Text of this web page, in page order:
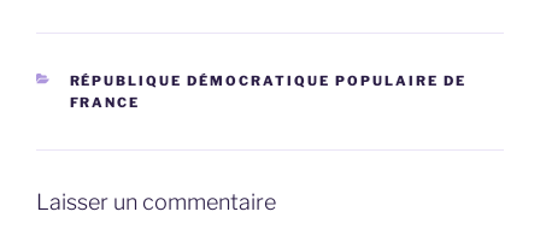
CATÉGORIES
RÉPUBLIQUE DÉMOCRATIQUE POPULAIRE DE
FRANCE
Laisser un commentaire